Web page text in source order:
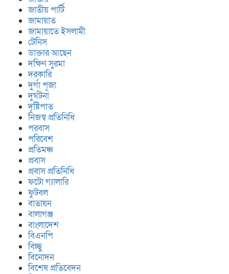
জাতীয় পার্টি
জামায়াত
জামায়াতে ইসলামী
টেনিস
ডাক্তার আছেন
দক্ষিণ সুরমা
দরকারি
দুর্গা পূজা
দুর্ঘটনা
দৃষ্টিপাত
নিজস্ব প্রতিনিধি
পরবাস
পরিবেশ
প্রতিমঞ্চ
প্রবাস
প্রবাস প্রতিনিধি
ফটো গ্যালারি
ফুটবল
বাতায়ন
বালাগঞ্জ
বাংলাদেশ
বিএনপি
বিচ্ছু
বিনোদন
বিশেষ প্রতিবেদন